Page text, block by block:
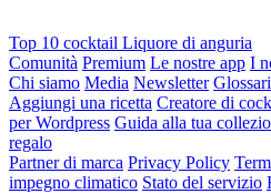
Top 10 cocktail Liquore di anguria
Comunità Premium Le nostre app I
Chi siamo Media Newsletter
Aggiungi una ricetta Creatore di
per Wordpress Guida alla tua
regalo
Partner di marca Privacy Policy
impegno climatico Stato del servizio